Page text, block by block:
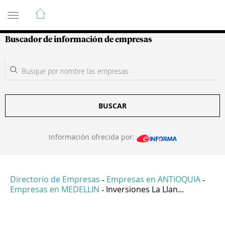
Guía de Empresas Colombianas
Buscador de información de empresas
BUSCAR
Información ofrecida por:
Directorio de Empresas - Empresas en ANTIOQUIA -
Empresas en MEDELLIN - Inversiones La Llan...